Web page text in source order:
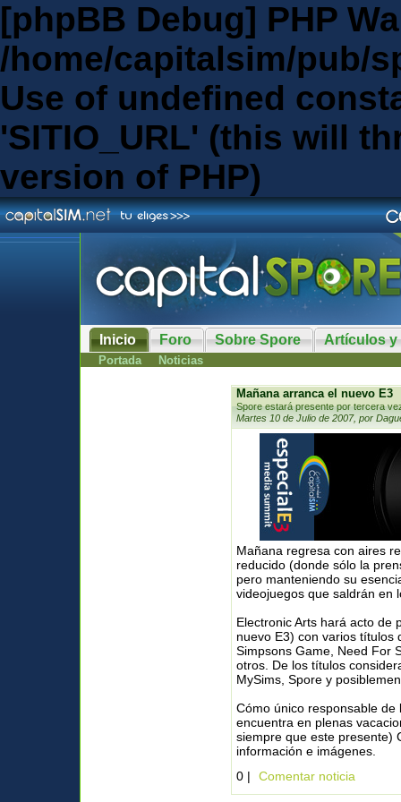
[phpBB Debug] PHP
/home/capitalsim/pub/
Use of undefined
'SITIO_URL' (this will
version of PHP)
Inicio Foro Sobre Spore Artículos y
Portada Noticias
Mañana arranca el nuevo E3
Spore estará presente por tercera
Martes 10 de Julio de 2007, por
Mañana regresa con aires
reducido (donde sólo la
pero manteniendo su
videojuegos que saldrán en
Electronic Arts hará acto de
nuevo E3) con varios títulos
Simpsons Game, Need For
otros. De los títulos
MySims, Spore y
Cómo único responsable
encuentra en plenas
siempre que este presente)
información e imágenes.
0 |
Comentar noticia